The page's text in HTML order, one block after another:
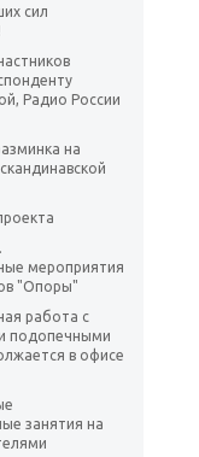
сил
Радио России
на
мероприятия
"Опоры"
работа с
подопечными
в офисе
занятия на